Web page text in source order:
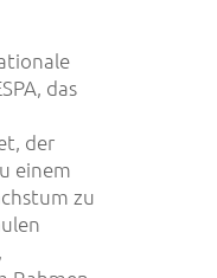
das
der
einem
zu